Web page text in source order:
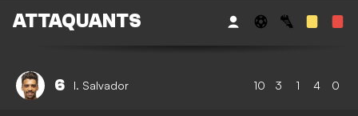
ATTAQUANTS
6 I. Salvador 10 3 1 4 0